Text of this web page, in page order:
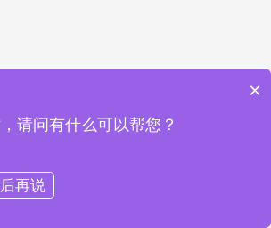
×
请问有什么可以帮您？
再说